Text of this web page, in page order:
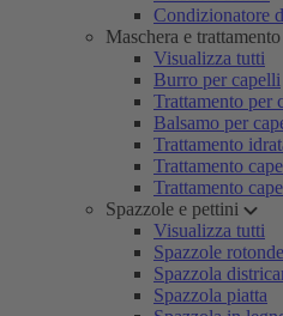
Condizionatore
Maschera e
Visualizza tutti
Burro per capelli
Trattamento per
Balsamo per
Trattamento
Trattamento
Trattamento
Spazzole e pettini
Visualizza tutti
Spazzole rotonde
Spazzola
Spazzola piatta